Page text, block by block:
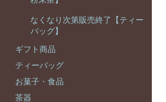
なくなり次第販売終了【ティー
バッグ】
ギフト商品
ティーバッグ
お菓子・食品
茶器